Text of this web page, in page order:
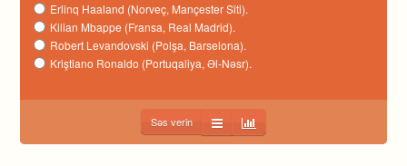
Erlinq Haaland (Norveç, Mançester Siti).
Kilian Mbappe (Fransa, Real Madrid).
Robert Levandovski (Polşa, Barselona).
Kriştiano Ronaldo (Portuqaliya, Əl-Nəsr).
Səs verin